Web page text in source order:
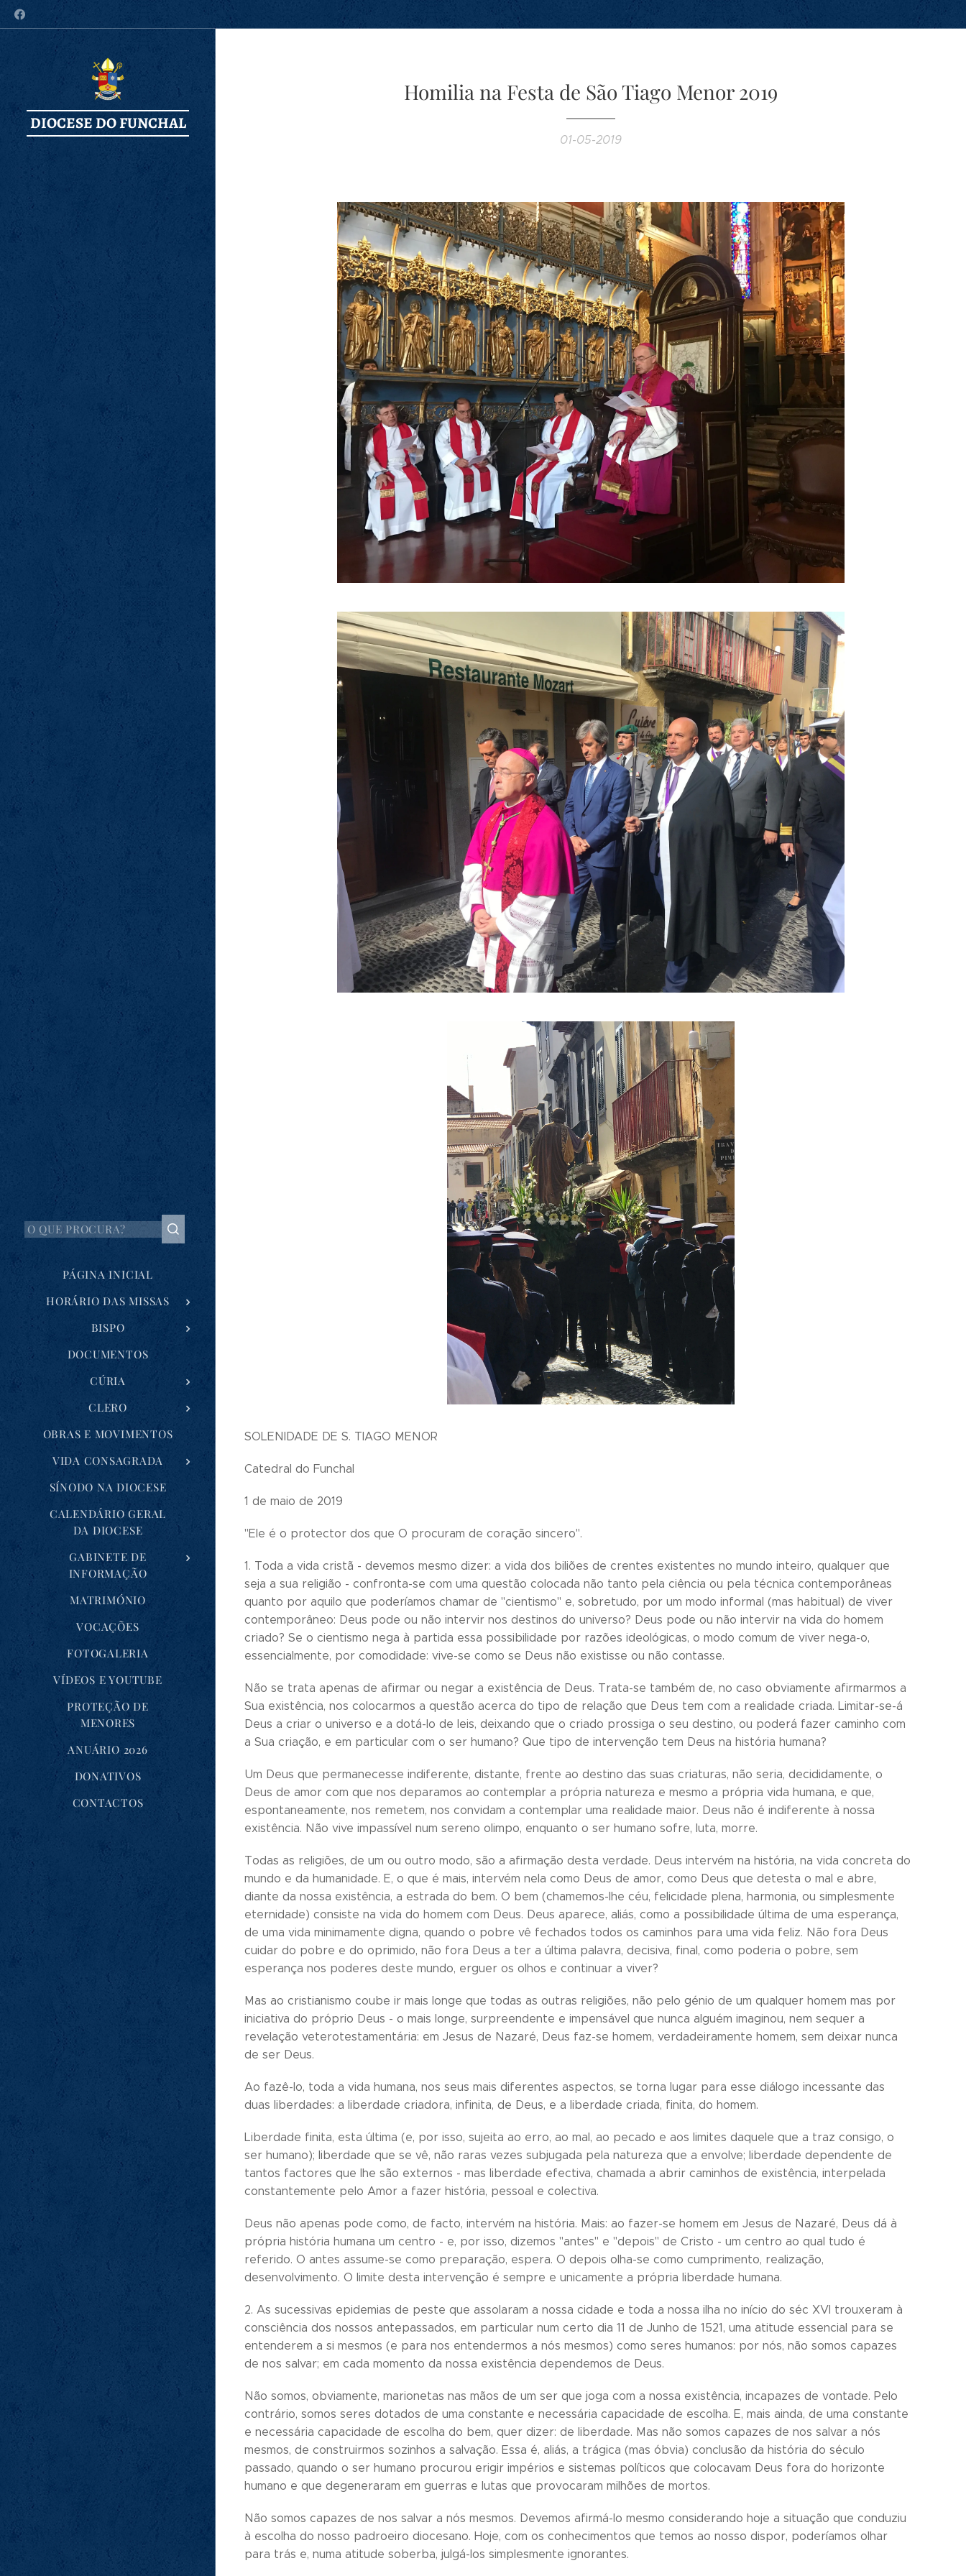
DIOCESE DO FUNCHAL
PÁGINA INICIAL
HORÁRIO DAS MISSAS
BISPO
DOCUMENTOS
CÚRIA
CLERO
OBRAS E MOVIMENTOS
VIDA CONSAGRADA
SÍNODO NA DIOCESE
CALENDÁRIO GERAL
DA DIOCESE
GABINETE DE
INFORMAÇÃO
MATRIMÓNIO
VOCAÇÕES
FOTOGALERIA
VÍDEOS E YOUTUBE
PROTEÇÃO DE
MENORES
ANUÁRIO 2026
DONATIVOS
CONTACTOS
Homilia na Festa de São Tiago Menor 2019
01-05-2019
SOLENIDADE DE S. TIAGO MENOR
Catedral do Funchal
1 de maio de 2019
"Ele é o protector dos que O procuram de coração sincero".
1. Toda a vida cristã - devemos mesmo dizer: a vida dos biliões de crentes existentes no mundo inteiro, qualquer que
seja a sua religião - confronta-se com uma questão colocada não tanto pela ciência ou pela técnica contemporâneas
quanto por aquilo que poderíamos chamar de "cientismo" e, sobretudo, por um modo informal (mas habitual) de viver
contemporâneo: Deus pode ou não intervir nos destinos do universo? Deus pode ou não intervir na vida do homem
criado? Se o cientismo nega à partida essa possibilidade por razões ideológicas, o modo comum de viver nega-o,
essencialmente, por comodidade: vive-se como se Deus não existisse ou não contasse.
Não se trata apenas de afirmar ou negar a existência de Deus. Trata-se também de, no caso obviamente afirmarmos a
Sua existência, nos colocarmos a questão acerca do tipo de relação que Deus tem com a realidade criada. Limitar-se-á
Deus a criar o universo e a dotá-lo de leis, deixando que o criado prossiga o seu destino, ou poderá fazer caminho com
a Sua criação, e em particular com o ser humano? Que tipo de intervenção tem Deus na história humana?
Um Deus que permanecesse indiferente, distante, frente ao destino das suas criaturas, não seria, decididamente, o
Deus de amor com que nos deparamos ao contemplar a própria natureza e mesmo a própria vida humana, e que,
espontaneamente, nos remetem, nos convidam a contemplar uma realidade maior. Deus não é indiferente à nossa
existência. Não vive impassível num sereno olimpo, enquanto o ser humano sofre, luta, morre.
Todas as religiões, de um ou outro modo, são a afirmação desta verdade. Deus intervém na história, na vida concreta do
mundo e da humanidade. E, o que é mais, intervém nela como Deus de amor, como Deus que detesta o mal e abre,
diante da nossa existência, a estrada do bem. O bem (chamemos-lhe céu, felicidade plena, harmonia, ou simplesmente
eternidade) consiste na vida do homem com Deus. Deus aparece, aliás, como a possibilidade última de uma esperança,
de uma vida minimamente digna, quando o pobre vê fechados todos os caminhos para uma vida feliz. Não fora Deus
cuidar do pobre e do oprimido, não fora Deus a ter a última palavra, decisiva, final, como poderia o pobre, sem
esperança nos poderes deste mundo, erguer os olhos e continuar a viver?
Mas ao cristianismo coube ir mais longe que todas as outras religiões, não pelo génio de um qualquer homem mas por
iniciativa do próprio Deus - o mais longe, surpreendente e impensável que nunca alguém imaginou, nem sequer a
revelação veterotestamentária: em Jesus de Nazaré, Deus faz-se homem, verdadeiramente homem, sem deixar nunca
de ser Deus.
Ao fazê-lo, toda a vida humana, nos seus mais diferentes aspectos, se torna lugar para esse diálogo incessante das
duas liberdades: a liberdade criadora, infinita, de Deus, e a liberdade criada, finita, do homem.
Liberdade finita, esta última (e, por isso, sujeita ao erro, ao mal, ao pecado e aos limites daquele que a traz consigo, o
ser humano); liberdade que se vê, não raras vezes subjugada pela natureza que a envolve; liberdade dependente de
tantos factores que lhe são externos - mas liberdade efectiva, chamada a abrir caminhos de existência, interpelada
constantemente pelo Amor a fazer história, pessoal e colectiva.
Deus não apenas pode como, de facto, intervém na história. Mais: ao fazer-se homem em Jesus de Nazaré, Deus dá à
própria história humana um centro - e, por isso, dizemos "antes" e "depois" de Cristo - um centro ao qual tudo é
referido. O antes assume-se como preparação, espera. O depois olha-se como cumprimento, realização,
desenvolvimento. O limite desta intervenção é sempre e unicamente a própria liberdade humana.
2. As sucessivas epidemias de peste que assolaram a nossa cidade e toda a nossa ilha no início do séc XVI trouxeram à
consciência dos nossos antepassados, em particular num certo dia 11 de Junho de 1521, uma atitude essencial para se
entenderem a si mesmos (e para nos entendermos a nós mesmos) como seres humanos: por nós, não somos capazes
de nos salvar; em cada momento da nossa existência dependemos de Deus.
Não somos, obviamente, marionetas nas mãos de um ser que joga com a nossa existência, incapazes de vontade. Pelo
contrário, somos seres dotados de uma constante e necessária capacidade de escolha. E, mais ainda, de uma constante
e necessária capacidade de escolha do bem, quer dizer: de liberdade. Mas não somos capazes de nos salvar a nós
mesmos, de construirmos sozinhos a salvação. Essa é, aliás, a trágica (mas óbvia) conclusão da história do século
passado, quando o ser humano procurou erigir impérios e sistemas políticos que colocavam Deus fora do horizonte
humano e que degeneraram em guerras e lutas que provocaram milhões de mortos.
Não somos capazes de nos salvar a nós mesmos. Devemos afirmá-lo mesmo considerando hoje a situação que conduziu
à escolha do nosso padroeiro diocesano. Hoje, com os conhecimentos que temos ao nosso dispor, poderíamos olhar
para trás e, numa atitude soberba, julgá-los simplesmente ignorantes.